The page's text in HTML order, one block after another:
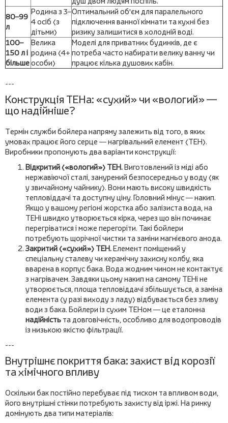
80–99
л
Родина з 3–
4 осіб (з
дітьми)
Оптимальний об'єм для паралельного
підключення ванної кімнати та кухні без
ризику залишитися в холодній воді.
100–
150 л і
більше
Велика
родина (4+
особи)
Моделі для приватних будинків, де є
потреба часто набирати велику ванну чи
працює кілька душових кабін.
---
Конструкція ТЕНа: «сухий» чи «вологий» —
що надійніше?
Термін служби бойлера напряму залежить від того, в яких
умовах працює його серце — нагрівальний елемент (ТЕН).
Виробники пропонують два варіанти конструкції:
Відкритий («вологий») ТЕН.Виготовлений із міді або
нержавіючої сталі, занурений безпосередньо у воду (як
у звичайному чайнику). Вони мають високу швидкість
тепловіддачі та доступну ціну. Головний мінус — накип.
Якщо у вашому регіоні жорстка або залізиста вода, на
ТЕНі швидко утворюється кірка, через що він починає
перегріватися і може перегоріти. Такі бойлери
потребують щорічної чистки та заміни магнієвого анода.
Закритий («сухий») ТЕН.Елемент поміщений у
спеціальну сталеву чи керамічну захисну колбу, яка
вварена в корпус бака. Вода жодним чином не контактує
з нагрівачем. Завдяки цьому накип на самому ТЕНі не
утворюється, площа тепловіддачі збільшується, а заміна
елемента (у разі виходу з ладу) відбувається без зливу
води з бака. Бойлери із сухим ТЕНом — це еталонна
надійність та довговічність, особливо для водопроводів
із низькою якістю фільтрації.
---
Внутрішнє покриття бака: захист від корозії
та хімічного впливу
Оскільки бак постійно перебуває під тиском та впливом води,
його внутрішні стінки потребують захисту від іржі. На ринку
домінують два типи матеріалів: